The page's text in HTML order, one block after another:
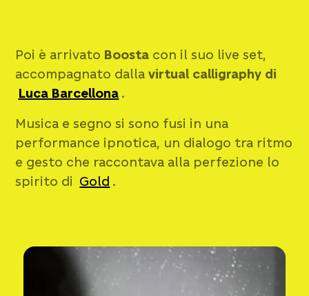
Poi è arrivato Boosta con il suo live set,
accompagnato dallavirtual calligraphy di
Luca Barcellona .
Musica e segno si sono fusi in una
performance ipnotica, un dialogo tra ritmo
e gesto che raccontava alla perfezione lo
spirito di Gold .